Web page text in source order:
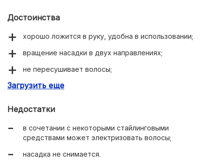
Достоинства
хорошо ложится в руку, удобна в использовании;
вращение насадки в двух направлениях;
не пересушивает волосы;
доступная цена;
Загрузить еще
Недостатки
в сочетании с некоторыми стайлинговыми
средствами может электризовать волосы;
насадка не снимается.